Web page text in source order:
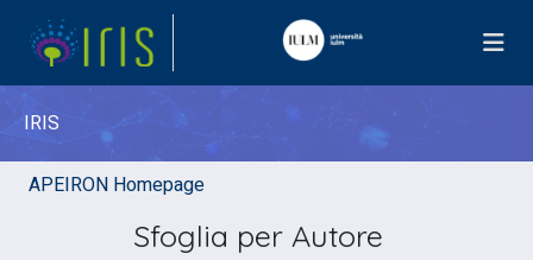
IRIS
APEIRON Homepage
Sfoglia per Autore